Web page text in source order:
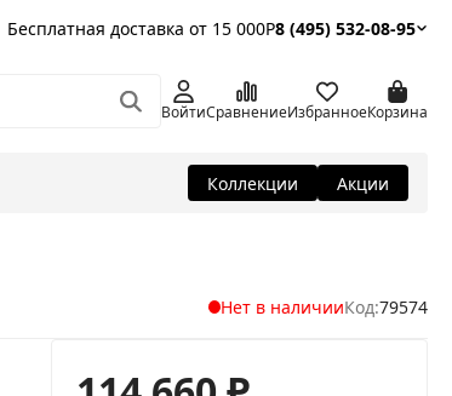
Бесплатная доставка от 15 000Р8 (495) 532-08-95
ВойтиСравнениеИзбранноеКорзина
Коллекции Акции
Нет в наличииКод:79574